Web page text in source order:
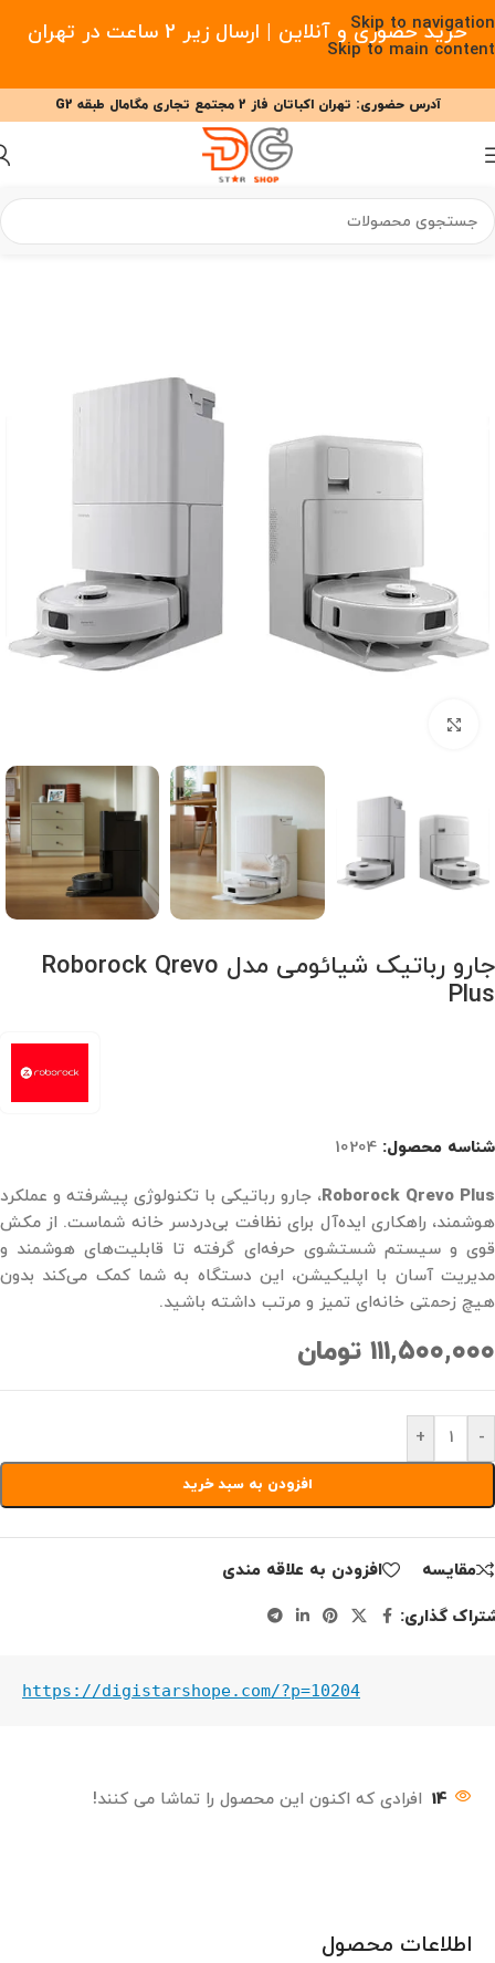
Skip to navigation
Skip to main content
خرید حضوری و آنلاین | ارسال زیر 2 ساعت در تهران
09377477910 - 09127708341 علیزاده
آدرس حضوری: تهران اکباتان فاز 2 مجتمع تجاری مگامال طبقه G2
خانه/خانه هوشمند/جارو رباتیک/جارو رباتیک روبوراک
جارو رباتیک شیائومی مدل Roborock Qrevo
Plus
شناسه محصول: 10204
Roborock Qrevo Plus، جارو رباتیکی با تکنولوژی پیشرفته و عملکرد
هوشمند، راهکاری ایده‌آل برای نظافت بی‌دردسر خانه شماست. از مکش
قوی و سیستم شستشوی حرفه‌ای گرفته تا قابلیت‌های هوشمند و
مدیریت آسان با اپلیکیشن، این دستگاه به شما کمک می‌کند بدون
هیچ زحمتی خانه‌ای تمیز و مرتب داشته باشید.
۱۱۱,۵۰۰,۰۰۰ تومان
-
+
افزودن به سبد خرید
مقايسه
افزودن به علاقه مندی
گذاری:
https://digistarshope.com/?p=10204
14 افرادی که اکنون این محصول را تماشا می کنند!
اطلاعات محصول